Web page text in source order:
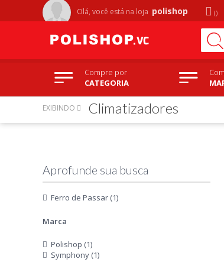
Olá, você está na loja polishop
Compre por
CATEGORIA
Ferro de Passar (1)
Marca
Polishop (1)
Symphony (1)
EXIBINDO Climatizadores